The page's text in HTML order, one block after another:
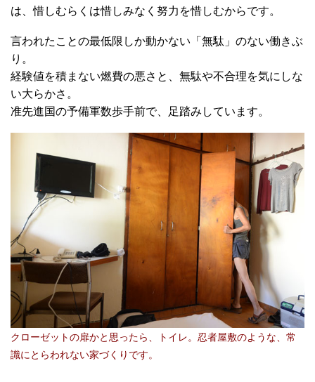
は、惜しむらくは惜しみなく努力を惜しむからです。
言われたことの最低限しか動かない「無駄」のない働きぶ
り。
経験値を積まない燃費の悪さと、無駄や不合理を気にしな
い大らかさ。
准先進国の予備軍数歩手前で、足踏みしています。
クローゼットの扉かと思ったら、トイレ。忍者屋敷のような、常
識にとらわれない家づくりです。